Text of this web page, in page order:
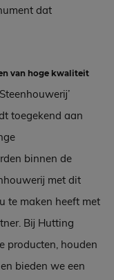
dat
van hoge kwaliteit
toegekend aan
binnen de
met dit
te maken heeft met
Bij Hutting
producten, houden
bieden we een